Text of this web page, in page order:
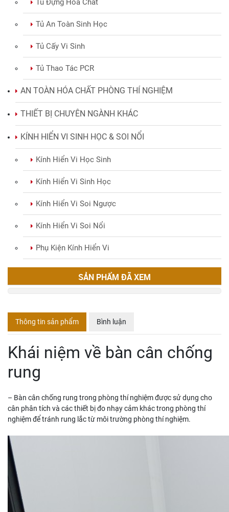
Tủ Đựng Hóa Chất
Tủ An Toàn Sinh Học
Tủ Cấy Vi Sinh
Tủ Thao Tác PCR
AN TOÀN HÓA CHẤT PHÒNG THÍ NGHIỆM
THIẾT BỊ CHUYÊN NGÀNH KHÁC
KÍNH HIỂN VI SINH HỌC & SOI NỔI
Kính Hiển Vi Học Sinh
Kính Hiển Vi Sinh Học
Kính Hiển Vi Soi Ngược
Kính Hiển Vi Soi Nổi
Phụ Kiện Kính Hiển Vi
SẢN PHẨM ĐÃ XEM
Thông tin sản phẩm Bình luận
Khái niệm về bàn cân chống
rung
– Bàn cân chống rung trong phòng thí nghiệm được sử dụng cho
cân phân tích và các thiết bị đo nhạy cảm khác trong phòng thí
nghiệm để tránh rung lắc từ môi trường phòng thí nghiệm.